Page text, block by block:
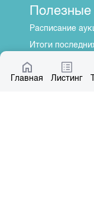
Главная Листинг
Расписание
Итоги
Котировки по ЦБ
Центр